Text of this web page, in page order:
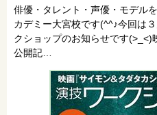
俳優・タレント・声優・モデル
カデミー大宮校です(^^♪今回は
クショップのお知らせです(>_<)
公開記…